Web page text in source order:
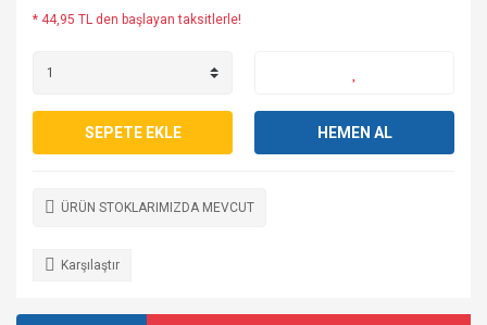
* 44,95 TL den başlayan taksitlerle!
SEPETE EKLE HEMEN AL
ÜRÜN STOKLARIMIZDA MEVCUT
Karşılaştır